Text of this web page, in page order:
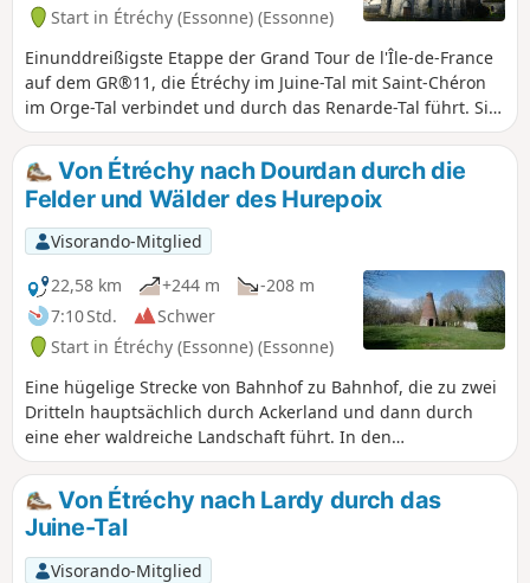
Start in Étréchy (Essonne) (Essonne)
Einunddreißigste Etappe der Grand Tour de l'Île-de-France
auf dem GR®11, die Étréchy im Juine-Tal mit Saint-Chéron
im Orge-Tal verbindet und durch das Renarde-Tal führt. Sie
führt durch das Hurepoix und an der Grenze zur Beauce in
ihrem südlichen Teil durch abwechslungsreiche
Landschaften zwischen Hochebenen und Tälern, Feldern
und Wäldern. Sie zeichnet sich durch zahlreiche Aufstiege
und Abstiege zwischen Hochebenen und Tälern aus.
Von Étréchy nach Dourdan durch die
Felder und Wälder des Hurepoix
Visorando-Mitglied
22,58 km
+244 m
-208 m
7:10 Std.
Schwer
Start in Étréchy (Essonne) (Essonne)
Eine hügelige Strecke von Bahnhof zu Bahnhof, die zu zwei
Dritteln hauptsächlich durch Ackerland und dann durch
eine eher waldreiche Landschaft führt. In den
durchquerten Dörfern gibt es schöne Kirchen und ein
reiches ländliches Kulturerbe zu entdecken. In Dourdan
bilden der Spaziergang entlang der Orge, die Kirche aus
dem 12. bis 13. Jahrhundert und die Burg einen
wunderschönen Abschluss.
Von Étréchy nach Lardy durch das
Juine-Tal
Visorando-Mitglied